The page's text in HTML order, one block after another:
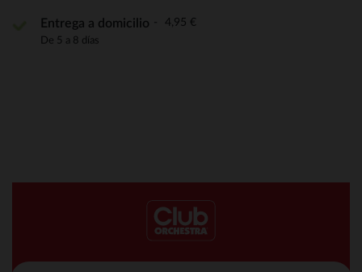
Entrega a domicilio 4,95 €
De 5 a 8 días